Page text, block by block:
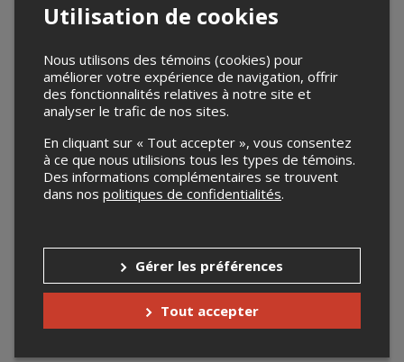
Utilisation de cookies
Nous utilisons des témoins (cookies) pour
améliorer votre expérience de navigation, offrir
des fonctionnalités relatives à notre site et
analyser le trafic de nos sites.
En cliquant sur « Tout accepter », vous consentez
à ce que nous utilisions tous les types de témoins.
Des informations complémentaires se trouvent
dans nos politiques de confidentialités.
Gérer les préférences
Tout accepter